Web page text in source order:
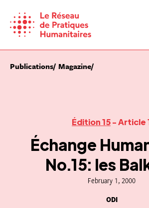
content
Publications Magazine
Édition 15- Article
Échange
No.15: les
February 1, 2000
ODI